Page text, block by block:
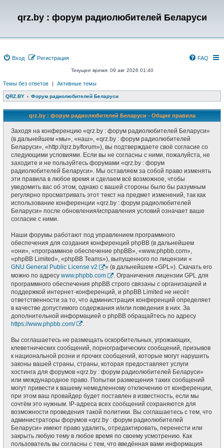
qrz.by : форум радиолюбителей Беларуси
Вход Регистрация FAQ
Текущее время: 09 авг 2026 01:40
Темы без ответов | Активные темы
QRZ.BY Форум радиолюбителей Беларуси
qrz.by : форум радиолюбителей Беларуси - Общие правила
Заходя на конференцию «qrz.by : форум радиолюбителей Беларуси»
(в дальнейшем «мы», «наш», «qrz.by : форум радиолюбителей
Беларуси», «http://qrz.by/forum»), вы подтверждаете своё согласие со
следующими условиями. Если вы не согласны с ними, пожалуйста, не
заходите и не пользуйтесь форумами «qrz.by : форум
радиолюбителей Беларуси». Мы оставляем за собой право изменять
эти правила в любое время и сделаем всё возможное, чтобы
уведомить вас об этом, однако с вашей стороны было бы разумным
регулярно просматривать этот текст на предмет изменений, так как
использование конференции «qrz.by : форум радиолюбителей
Беларуси» после обновления/исправления условий означает ваше
согласие с ними.
Наши форумы работают под управлением программного
обеспечения для создания конференций phpBB (в дальнейшем
«они», «программное обеспечение phpBB», «www.phpbb.com»,
«phpBB Limited», «phpBB Teams»), выпущенного по лицензии «
GNU General Public License v2
» (в дальнейшем «GPL»). Скачать его
можно по адресу www.phpbb.com
. Ограничения лицензии GPL для
программного обеспечения phpBB строго связаны с организацией и
поддержкой интернет-конференций, и phpBB Limited не несёт
ответственности за то, что администрация конференций определяет
в качестве допустимого содержания и/или поведения в них. За
дополнительной информацией о phpBB обращайтесь по адресу
https://www.phpbb.com/
Вы соглашаетесь не размещать оскорбительных, угрожающих,
клеветнических сообщений, порнографических сообщений, призывов
к национальной розни и прочих сообщений, которые могут нарушить
законы вашей страны, страны, которая предоставляет услуги
хостинга для форумов «qrz.by : форум радиолюбителей Беларуси»
или международное право. Попытки размещения таких сообщений
могут привести к вашему немедленному отключению от конференции,
при этом ваш провайдер будет поставлен в известность, если мы
сочтём это нужным. IP-адреса всех сообщений сохраняются для
возможности проведения такой политики. Вы соглашаетесь с тем, что
администраторы форумов «qrz.by : форум радиолюбителей
Беларуси» имеют право удалить, отредактировать, перенести или
закрыть любую тему в любое время по своему усмотрению. Как
пользователь вы согласны с тем, что введённая вами информация